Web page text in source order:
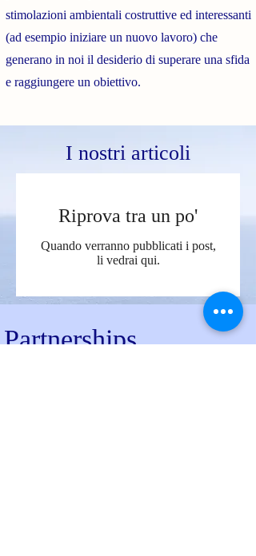
stimolazioni ambientali costruttive ed interessanti
(ad esempio iniziare un nuovo lavoro) che
generano in noi il desiderio di superare una sfida
e raggiungere un obiettivo.
I nostri articoli
Riprova tra un po'
Quando verranno pubblicati i post,
li vedrai qui.
Partnerships